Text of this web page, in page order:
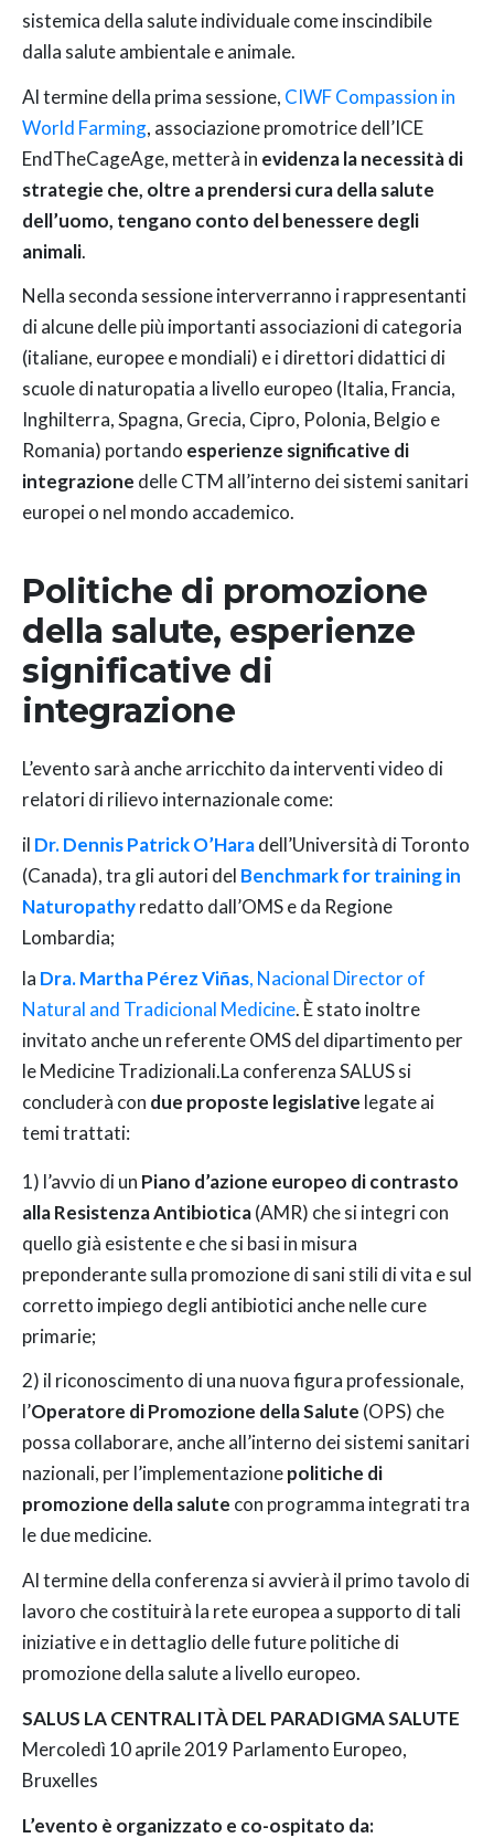
sistemica della salute individuale come inscindibile
dalla salute ambientale e animale.
Al termine della prima sessione, CIWF Compassion in
World Farming, associazione promotrice dell’ICE
EndTheCageAge, metterà in evidenza la necessità di
strategie che, oltre a prendersi cura della salute
dell’uomo, tengano conto del benessere degli
animali.
Nella seconda sessione interverranno i rappresentanti
di alcune delle più importanti associazioni di categoria
(italiane, europee e mondiali) e i direttori didattici di
scuole di naturopatia a livello europeo (Italia, Francia,
Inghilterra, Spagna, Grecia, Cipro, Polonia, Belgio e
Romania) portando esperienze significative di
integrazione delle CTM all’interno dei sistemi sanitari
europei o nel mondo accademico.
Politiche di ​promozione
della salute, esperienze
significative di
integrazione
L’evento sarà anche arricchito da interventi video di
relatori di rilievo internazionale come:
il Dr. Dennis Patrick O’Haradell’Università di Toronto
(Canada), tra gli autori del Benchmark for training in
Naturopathyredatto dall’OMS e da Regione
Lombardia;
la Dra. Martha Pérez Viñas, Nacional Director of
Natural and Tradicional Medicine. È stato inoltre
invitato anche un referente OMS del dipartimento per
le Medicine Tradizionali.La conferenza SALUS si
concluderà con due proposte legislative legate ai
temi trattati:
1) l’avvio di un Piano d’azione europeo di contrasto
alla Resistenza Antibiotica(AMR) che si integri con
quello già esistente e che si basi in misura
preponderante sulla promozione di sani stili di vita e sul
corretto impiego degli antibiotici anche nelle cure
primarie;
2) il riconoscimento di una nuova figura professionale,
l’Operatore di Promozione della Salute (OPS) che
possa collaborare, anche all’interno dei sistemi sanitari
nazionali, per l’implementazionepolitiche di ​
promozione della salute con programma integrati tra
le due medicine.
Al termine della conferenza si avvierà il primo tavolo di
lavoro che costituirà la rete europea a supporto di tali
iniziative e in dettaglio delle future politiche di ​
promozione della salute a livello europeo.
SALUS LA CENTRALITÀ DEL PARADIGMA SALUTE
Mercoledì 10 aprile 2019 Parlamento Europeo,
Bruxelles
L’evento è organizzato e co-ospitato da: